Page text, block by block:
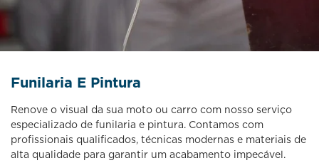
Funilaria E Pintura
Renove o visual da sua moto ou carro com nosso serviço
especializado de funilaria e pintura. Contamos com
profissionais qualificados, técnicas modernas e materiais de
alta qualidade para garantir um acabamento impecável.